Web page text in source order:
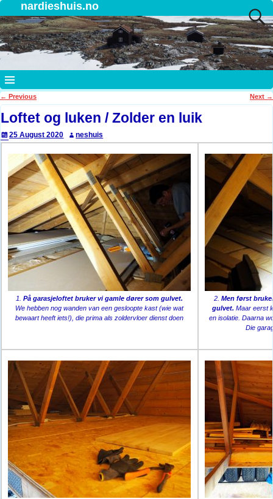
nardieshuis.no
Post navigation
← Previous Next →
Loftet og luken / Zolder en luik
25 August 2020 neshuis
1.På garasjeloftet bruker vi gamle dører som gulvet.
We hebben nog wanden van een gesloopte kast (wie wat
bewaart heeft iets!), die prima als zoldervloer dienst doen
2.Men først
gulvet. Maar eerst
en isolatie. Daarna
Die